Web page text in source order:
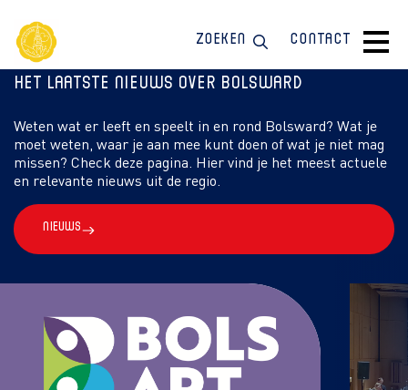
Zoeken Contact
Het laatste nieuws over Bolsward
Weten wat er leeft en speelt in en rond Bolsward? Wat je
moet weten, waar je aan mee kunt doen of wat je niet mag
missen? Check deze pagina. Hier vind je het meest actuele
en relevante nieuws uit de regio.
Nieuws